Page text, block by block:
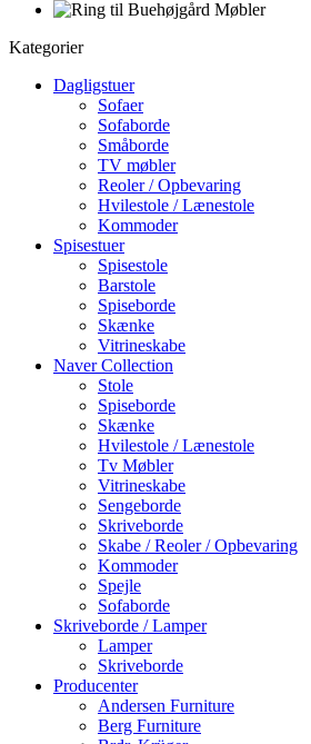
Kategorier
Dagligstuer
Sofaer
Sofaborde
Småborde
TV møbler
Reoler / Opbevaring
Hvilestole / Lænestole
Kommoder
Spisestuer
Spisestole
Barstole
Spiseborde
Skænke
Vitrineskabe
Naver Collection
Stole
Spiseborde
Skænke
Hvilestole / Lænestole
Tv Møbler
Vitrineskabe
Sengeborde
Skriveborde
Skabe / Reoler / Opbevaring
Kommoder
Spejle
Sofaborde
Skriveborde / Lamper
Lamper
Skriveborde
Producenter
Andersen Furniture
Berg Furniture